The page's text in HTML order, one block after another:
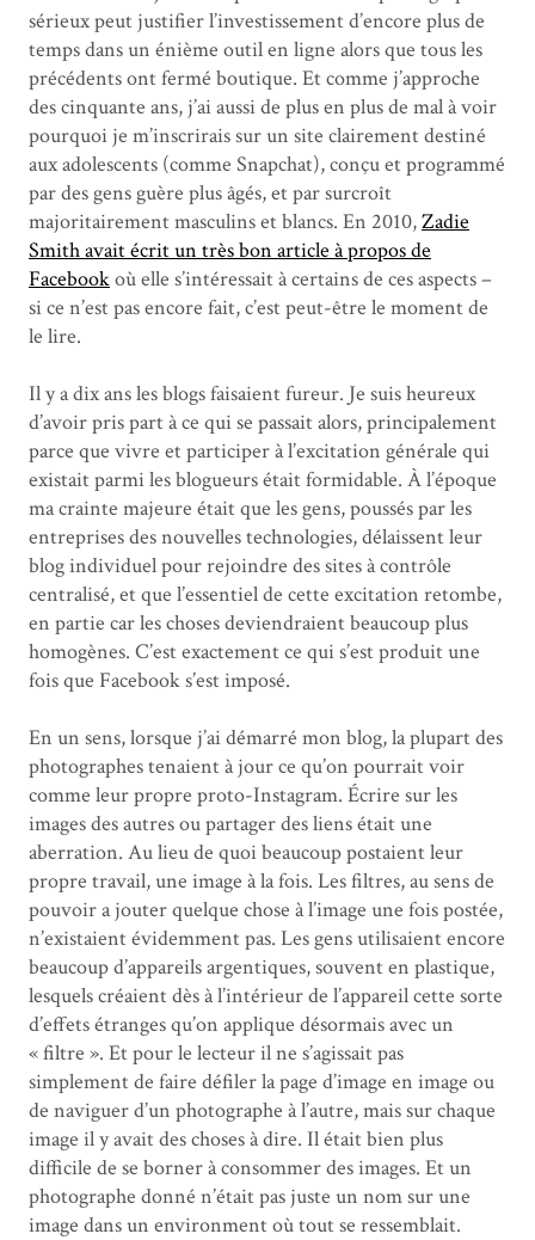
sérieux peut justifier l’investissement d’encore plus de
temps dans un énième outil en ligne alors que tous les
précédents ont fermé boutique. Et comme j’approche
des cinquante ans, j’ai aussi de plus en plus de mal à voir
pourquoi je m’inscrirais sur un site clairement destiné
aux adolescents (comme Snapchat), conçu et programmé
par des gens guère plus âgés, et par surcroît
majoritairement masculins et blancs. En 2010,Zadie
Smith avait écrit un très bon article à propos de
Facebookoù elle s’intéressait à certains de ces aspects –
si ce n’est pas encore fait, c’est peut-être le moment de
le lire.
Il y a dix ans les blogs faisaient fureur. Je suis heureux
d’avoir pris part à ce qui se passait alors, principalement
parce que vivre et participer à l’excitation générale qui
existait parmi les blogueurs était formidable. À l’époque
ma crainte majeure était que les gens, poussés par les
entreprises des nouvelles technologies, délaissent leur
blog individuel pour rejoindre des sites à contrôle
centralisé, et que l’essentiel de cette excitation retombe,
en partie car les choses deviendraient beaucoup plus
homogènes. C’est exactement ce qui s’est produit une
fois que Facebook s’est imposé.
En un sens, lorsque j’ai démarré mon blog, la plupart des
photographes tenaient à jour ce qu’on pourrait voir
comme leur propre proto-Instagram. Écrire sur les
images des autres ou partager des liens était une
aberration. Au lieu de quoi beaucoup postaient leur
propre travail, une image à la fois. Les filtres, au sens de
pouvoir a jouter quelque chose à l’image une fois postée,
n’existaient évidemment pas. Les gens utilisaient encore
beaucoup d’appareils argentiques, souvent en plastique,
lesquels créaient dès à l’intérieur de l’appareil cette sorte
d’effets étranges qu’on applique désormais avec un
« filtre ». Et pour le lecteur il ne s’agissait pas
simplement de faire défiler la page d’image en image ou
de naviguer d’un photographe à l’autre, mais sur chaque
image il y avait des choses à dire. Il était bien plus
difficile de se borner à consommer des images. Et un
photographe donné n’était pas juste un nom sur une
image dans un environment où tout se ressemblait.